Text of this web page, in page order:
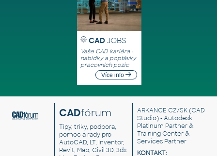
CAD JOBS
Vaše CAD kariéra -
nabídky a poptávky
pracovních pozic
Více info
CADfórum
Tipy, triky, podpora,
pomoc a rady pro
AutoCAD, LT, Inventor,
Revit, Map, Civil 3D, 3ds
ARKANCE CZ/SK(CAD
Studio) - Autodesk
Platinum Partner &
Training Center &
Services Partner
KONTAKT: